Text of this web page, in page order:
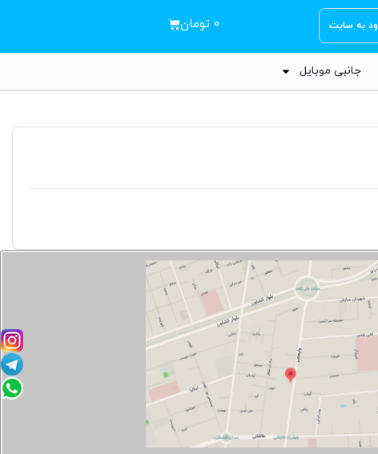
به سایت ۰ تومان
جانبی موبایل